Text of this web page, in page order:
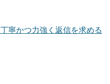
寧かつ力強く返信を求める